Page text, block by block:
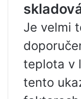
Je velmi
teplota v
tento